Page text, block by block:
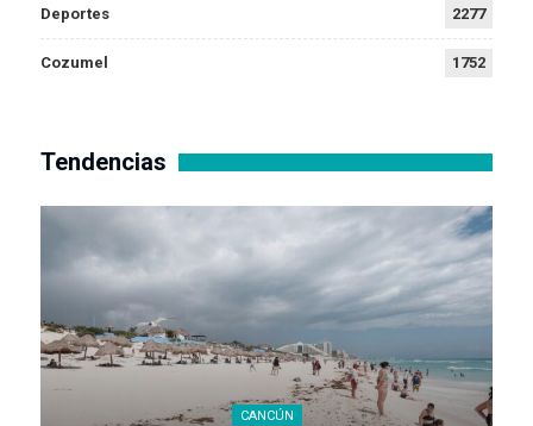
Deportes 2277
Cozumel 1752
Tendencias
CANCÚN